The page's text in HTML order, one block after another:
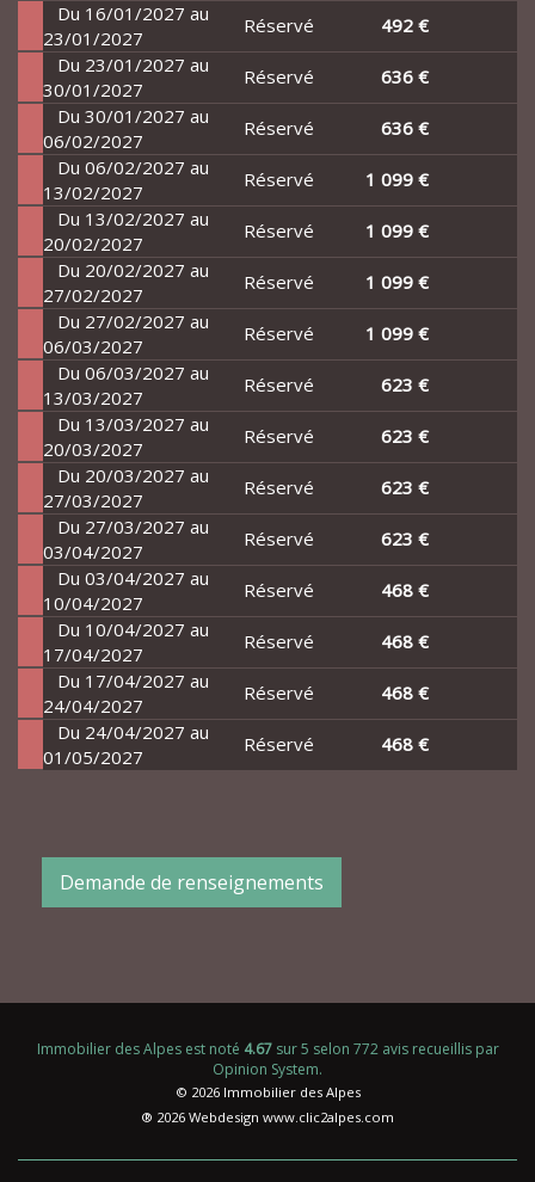
Du 16/01/2027 au
23/01/2027
Réservé
492 €
Du 23/01/2027 au
30/01/2027
Réservé
636 €
Du 30/01/2027 au
06/02/2027
Réservé
636 €
Du 06/02/2027 au
13/02/2027
Réservé
1 099 €
Du 13/02/2027 au
20/02/2027
Réservé
1 099 €
Du 20/02/2027 au
27/02/2027
Réservé
1 099 €
Du 27/02/2027 au
06/03/2027
Réservé
1 099 €
Du 06/03/2027 au
13/03/2027
Réservé
623 €
Du 13/03/2027 au
20/03/2027
Réservé
623 €
Du 20/03/2027 au
27/03/2027
Réservé
623 €
Du 27/03/2027 au
03/04/2027
Réservé
623 €
Du 03/04/2027 au
10/04/2027
Réservé
468 €
Du 10/04/2027 au
17/04/2027
Réservé
468 €
Du 17/04/2027 au
24/04/2027
Réservé
468 €
Du 24/04/2027 au
01/05/2027
Réservé 468 €
Demande de renseignements
Immobilier des Alpesest noté 4.67sur5 selon 772avis recueillis par
Opinion System.
© 2026 Immobilier des Alpes
® 2026 Webdesign www.clic2alpes.com